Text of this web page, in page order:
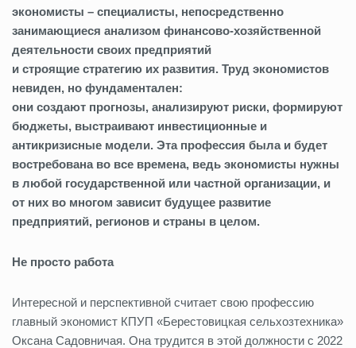
экономисты – специалисты, непосредственно
занимающиеся анализом финансово-хозяйственной
деятельности своих предприятий
и строящие стратегию их развития. Труд экономистов
невиден, но фундаментален:
они создают прогнозы, анализируют риски, формируют
бюджеты, выстраивают инвестиционные и
антикризисные модели. Эта профессия была и будет
востребована во все времена, ведь экономисты нужны
в любой государственной или частной организации, и
от них во многом зависит будущее развитие
предприятий, регионов и страны в целом.
Не просто работа
Интересной и перспективной считает свою профессию
главный экономист КПУП «Берестовицкая сельхозтехника»
Оксана Садовничая. Она трудится в этой должности с 2022